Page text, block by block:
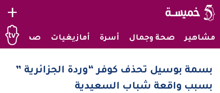
+
مشاهير صحة وجمال أسرة أمازيغيات صحراويات
بسمة بوسيل تحذف كوفر “وردة الجزائرية ”
بسبب واقعة شباب السعيدية